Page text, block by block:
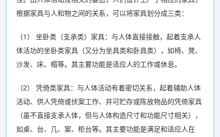
根据家具与人和物之间的关系，可以将家具划分成三类：
（1） 坐卧类（支承类）家具：与人体直接接触，起着支承人
体活功的坐卧类家具（又分为坐具类和卧具类），如椅、凳、
沙发、床、榻等。其主要功能是适应人的工作或休息。
（2） 凭倚类家具：与人体活动有着密切关系，起着辅助人体
活动、供人凭倚或伏案工作、并可贮存或陈放物品的凭倚家具
（虽不直接支承人体，但与人体构造尺寸和功能尺寸相关），
如桌、台、几、案、柜台等。其主要功能是满足和适应人在